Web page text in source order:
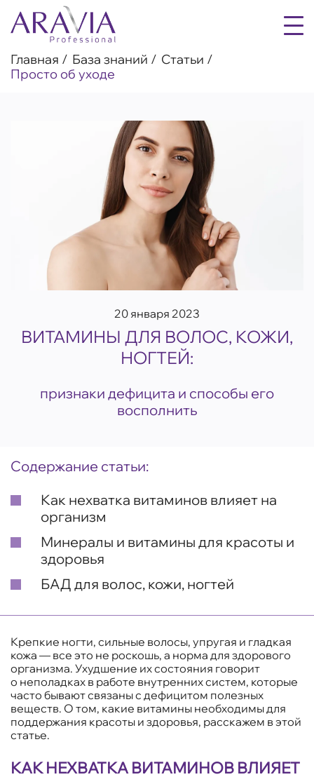
Главная База знаний
Статьи
Просто об уходе
20 января 2023
ВИТАМИНЫ ДЛЯ ВОЛОС, КОЖИ,
НОГТЕЙ:
признаки дефицита и способы его
восполнить
Содержание статьи:
Как нехватка витаминов влияет на
организм
Минералы и витамины для красоты и
здоровья
БАД для волос, кожи, ногтей
Крепкие ногти, сильные волосы, упругая и гладкая
кожа — все это не роскошь, а норма для здорового
организма. Ухудшение их состояния говорит
о неполадках в работе внутренних систем, которые
часто бывают связаны с дефицитом полезных
веществ. О том, какие витамины необходимы для
поддержания красоты и здоровья, расскажем в этой
статье.
КАК НЕХВАТКА ВИТАМИНОВ ВЛИЯЕТ